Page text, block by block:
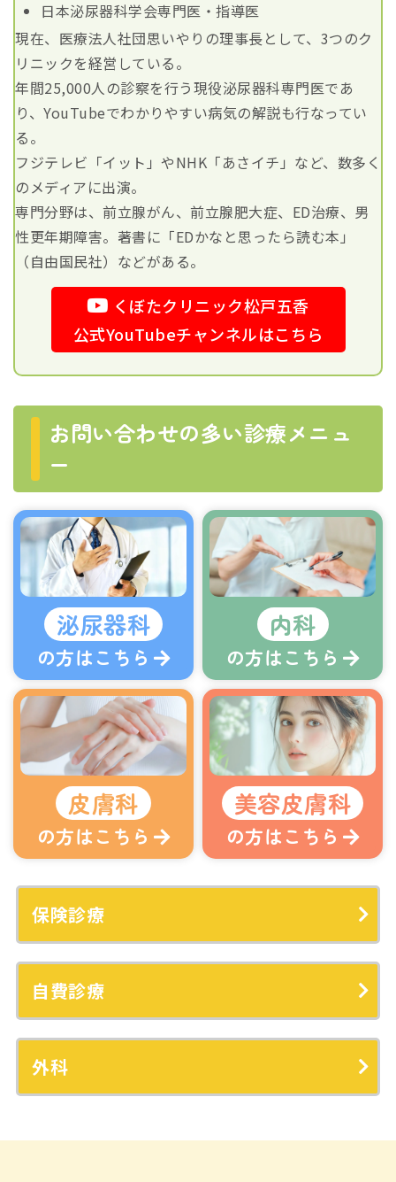
日本泌尿器科学会専門医・指導医
現在、医療法人社団思いやりの理事長として、3つのク
リニックを経営している。
年間25,000人の診察を行う現役泌尿器科専門医であ
り、YouTubeでわかりやすい病気の解説も行なってい
る。
フジテレビ「イット」やNHK「あさイチ」など、数多く
のメディアに出演。
専門分野は、前立腺がん、前立腺肥大症、ED治療、男
性更年期障害。著書に「EDかなと思ったら読む本」
（自由国民社）などがある。
くぼたクリニック松戸五香
公式YouTubeチャンネルはこちら
お問い合わせの多い診療メニュ
ー
泌尿器科
の方はこちら
内科
の方はこちら
皮膚科
の方はこちら
美容皮膚科
の方はこちら
保険診療
自費診療
外科